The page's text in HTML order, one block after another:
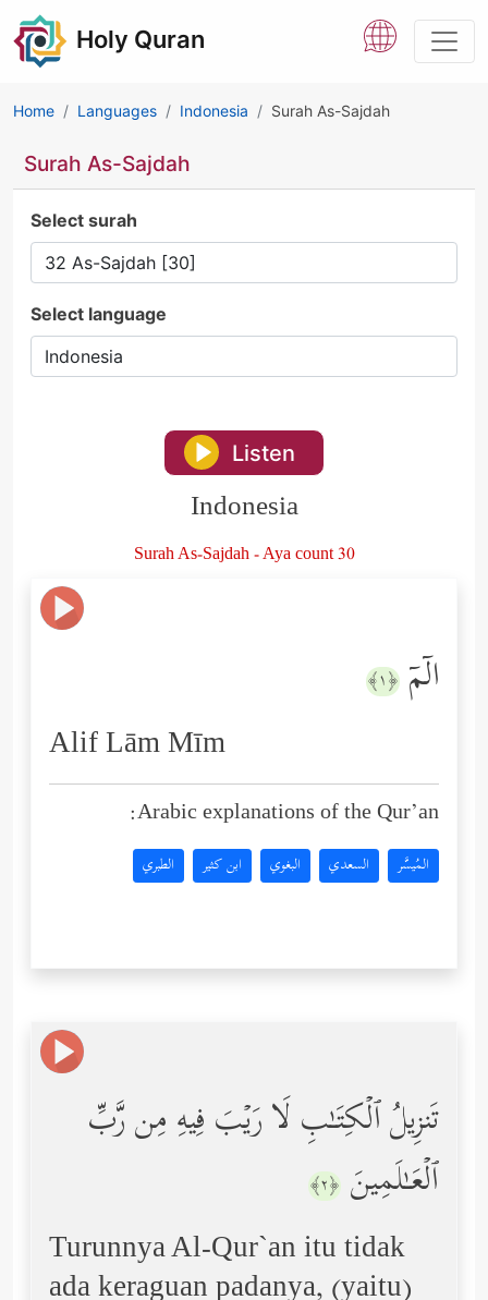
Holy Quran
Home Languages Indonesia Surah As-Sajdah
Surah As-Sajdah
Select surah
Select language
Listen
Indonesia
Surah As-Sajdah - Aya count 30
الۤمۤ ﴿١﴾
Alif Lām Mīm
Arabic explanations of the Qur’an:
المُيسَّر السعدي البغوي ابن كثير الطبري
تَنزِیلُ ٱلۡكِتَـٰبِ لَا رَیۡبَ فِیهِ مِن رَّبِّ
ٱلۡعَـٰلَمِینَ ﴿٢﴾
Turunnya Al-Qur`an itu tidak